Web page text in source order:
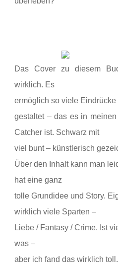
Das Cover zu diesem
wirklich. Es
ermöglich so viele
gestaltet – das es in
Catcher ist. Schwarz mit
viel bunt – künstlerisch
Über den Inhalt kann man
hat eine ganz
tolle Grundidee und Story.
wirklich viele Sparten –
Liebe / Fantasy / Crime. Ist
was –
aber ich fand das wirklich toll.